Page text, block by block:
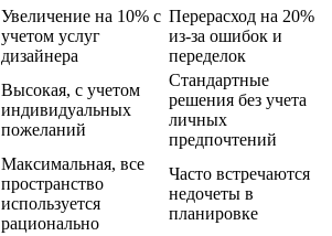
Увеличение на 10% с
учетом услуг
дизайнера
Перерасход на 20%
из-за ошибок и
переделок
Высокая, с учетом
индивидуальных
пожеланий
Стандартные
решения без учета
личных
предпочтений
Максимальная, все
пространство
используется
рационально
Часто встречаются
недочеты в
планировке